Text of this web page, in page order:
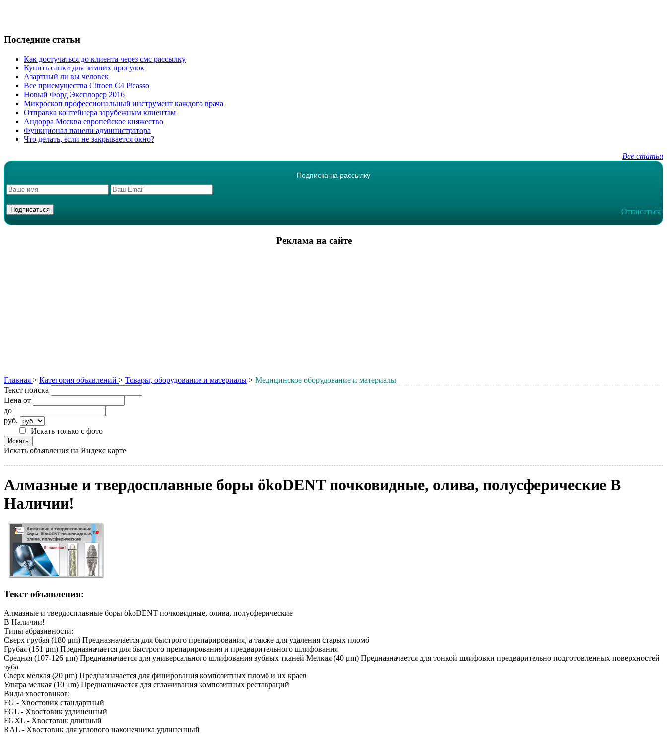
Последние статьи
Как достучаться до клиента через смс рассылку
Купить санки для зимних прогулок
Азартный ли вы человек
Все приемущества Сitroen C4 Picasso
Новый Форд Эксплорер 2016
Микроскоп профессиональный инструмент каждого врача
Отправка контейнера зарубежным клиентам
Андорра Москва европейское княжество
Функционал панели администратора
Что делать, если не закрывается окно?
Все статьи
Подписка на рассылку
Отписаться
Реклама на сайте
Главная > Категория объявлений > Товары, оборудование и материалы > Медицинское оборудование и материалы
Текст поиска
Цена от
до
руб.
Искать только с фото
Искать объявления на Яндекс карте
Алмазные и твердосплавные боры ökoDENT почковидные, олива, полусферические В
Наличии!
Текст объявления:
Алмазные и твердосплавные боры ökoDENT почковидные, олива, полусферические
В Наличии!
Типы абразивности:
Сверх грубая (180 μm) Предназначается для быстрого препарирования, а также для удаления старых пломб
Грубая (151 μm) Предназначается для быстрого препарирования и предварительного шлифования
Средняя (107-126 μm) Предназначается для универсального шлифования зубных тканей Мелкая (40 μm) Предназначается для тонкой шлифовки предварительно подготовленных поверхностей
зуба
Сверх мелкая (20 μm) Предназначается для финирования композитных пломб и их краев
Ультра мелкая (10 μm) Предназначается для сглаживания композитных реставраций
Виды хвостовиков:
FG - Хвостовик стандартный
FGL - Хвостовик удлиненный
FGXL - Хвостовик длинный
RAL - Хвостовик для углового наконечника удлиненный